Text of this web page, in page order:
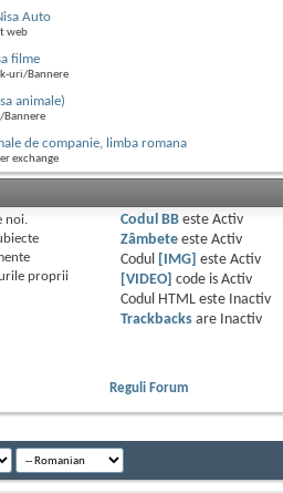
Auto
web
filme
uri/Bannere
animale)
Bannere
de companie, limba romana
exchange
noi.
proprii
Codul BBeste Activ
Zâmbeteeste Activ
Codul
[IMG] este Activ
[VIDEO] code is Activ
Codul HTML este
Inactiv
Trackbacksare
Inactiv
Reguli Forum